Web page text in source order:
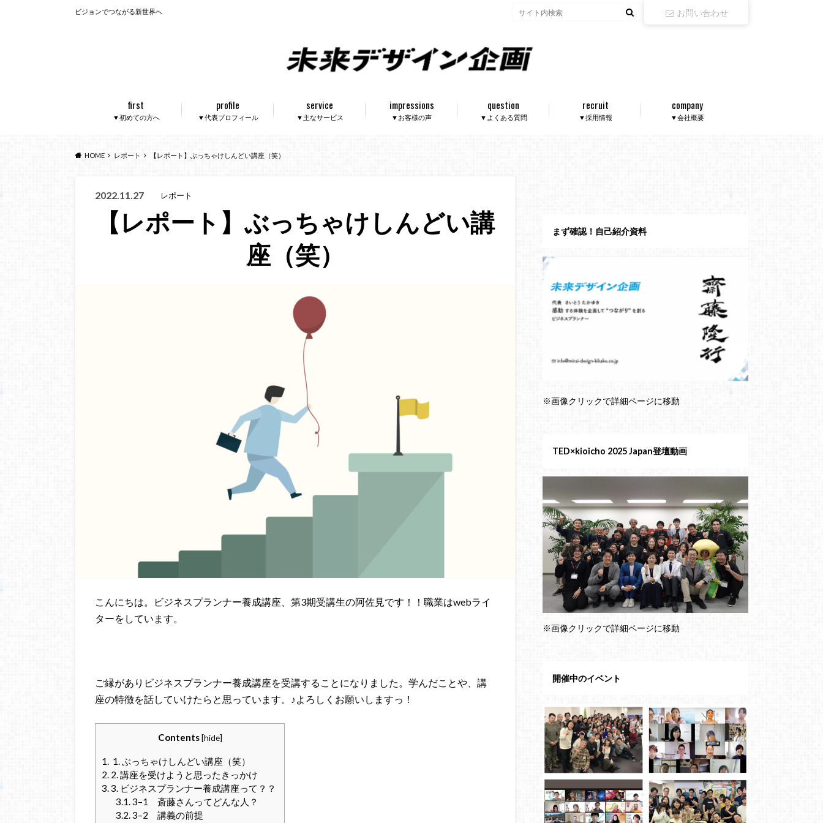
ビジョンでつながる新世界へ お問い合わせ
▼初めての方へ
first
▼代表プロフィール
profile
▼主なサービス
service
▼お客様の声
impressions
▼よくある質問
question
▼採用情報
recruit
▼会社概要
company
HOME レポート 【レポート】ぶっちゃけしんどい講座（笑）
2022.11.27 レポート
【レポート】ぶっちゃけしんどい講
座（笑）
こんにちは。 ビジネスプランナー養成講座、第3期受講生の阿佐見です！！ 職業はwebライ
ターをしています。
ご縁がありビジネスプランナー養成講座を受講することになりました。 学んだことや、講
座の特徴を話していけたらと思っています。♪よろしくお願いしますっ！
Contents [hide]
1. 1. ぶっちゃけしんどい講座（笑）
2. 2. 講座を受けようと思ったきっかけ
3.3. ビジネスプランナー養成講座って？？
3.1.3–1 斎藤さんってどんな人？
3.2.3–2 講義の前提
まず確認！自己紹介資料
※画像クリックで詳細ページに移動
TED×kioicho 2025 Japan登壇動画
※画像クリックで詳細ページに移動
開催中のイベント